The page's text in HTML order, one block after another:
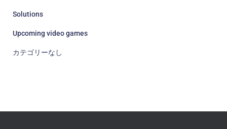
Solutions
Upcoming video games
カテゴリーなし